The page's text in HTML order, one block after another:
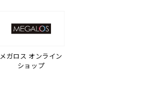
メガロス オンライン
ショップ